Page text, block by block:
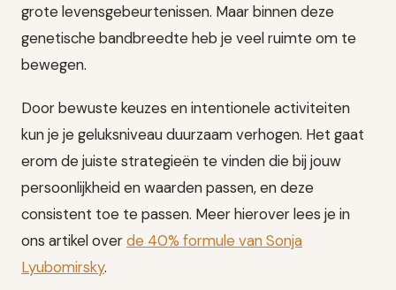
grote levensgebeurtenissen. Maar binnen deze
genetische bandbreedte heb je veel ruimte om te
bewegen.
Door bewuste keuzes en intentionele activiteiten
kun je je geluksniveau duurzaam verhogen. Het gaat
erom de juiste strategieën te vinden die bij jouw
persoonlijkheid en waarden passen, en deze
consistent toe te passen. Meer hierover lees je in
ons artikel overde 40% formule van Sonja
Lyubomirsky.